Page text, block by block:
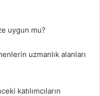
uygun mu?
uzmanlık alanları
katılımcıların